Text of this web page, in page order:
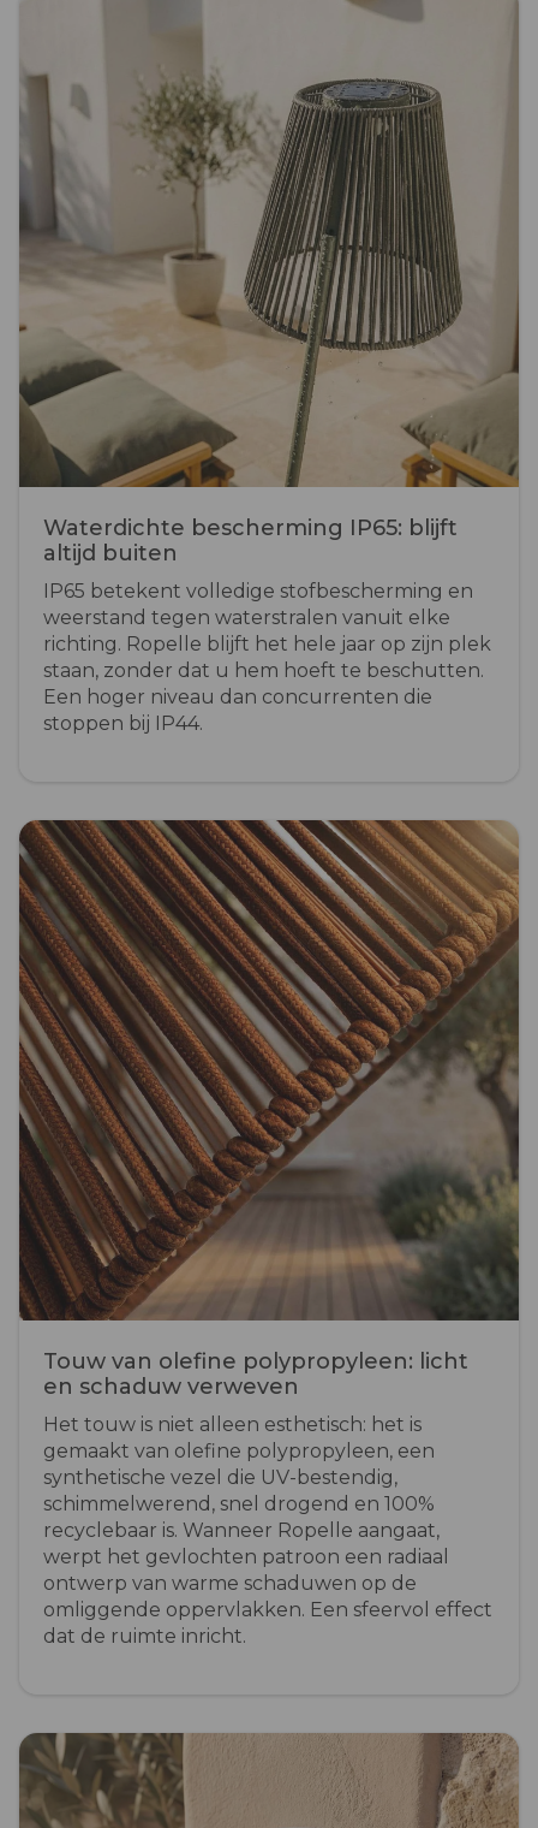
Waterdichte bescherming IP65: blijft
altijd buiten
IP65 betekent volledige stofbescherming en
weerstand tegen waterstralen vanuit elke
richting. Ropelle blijft het hele jaar op zijn plek
staan, zonder dat u hem hoeft te beschutten.
Een hoger niveau dan concurrenten die
stoppen bij IP44.
Touw van olefine polypropyleen: licht
en schaduw verweven
Het touw is niet alleen esthetisch: het is
gemaakt van olefine polypropyleen, een
synthetische vezel die UV-bestendig,
schimmelwerend, snel drogend en 100%
recyclebaar is. Wanneer Ropelle aangaat,
werpt het gevlochten patroon een radiaal
ontwerp van warme schaduwen op de
omliggende oppervlakken. Een sfeervol effect
dat de ruimte inricht.